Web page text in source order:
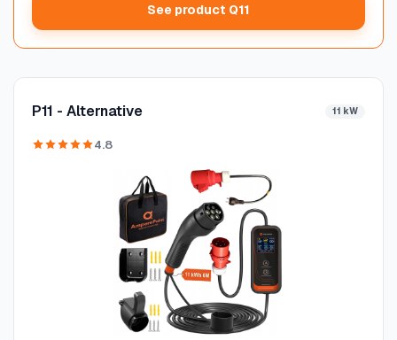
See product Q11
P11 - Alternative 11 kW
4.8